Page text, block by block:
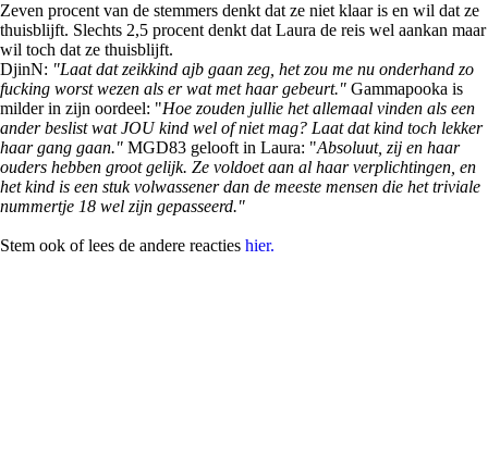
Zeven procent van de stemmers denkt dat ze niet klaar is en wil dat ze
thuisblijft. Slechts 2,5 procent denkt dat Laura de reis wel aankan maar
wil toch dat ze thuisblijft.
DjinN: "Laat dat zeikkind ajb gaan zeg, het zou me nu onderhand zo
fucking worst wezen als er wat met haar gebeurt." Gammapooka is
milder in zijn oordeel: "Hoe zouden jullie het allemaal vinden als een
ander beslist wat JOU kind wel of niet mag? Laat dat kind toch lekker
haar gang gaan." MGD83 gelooft in Laura: "Absoluut, zij en haar
ouders hebben groot gelijk. Ze voldoet aan al haar verplichtingen, en
het kind is een stuk volwassener dan de meeste mensen die het triviale
nummertje 18 wel zijn gepasseerd."
Stem ook of lees de andere reacties hier.